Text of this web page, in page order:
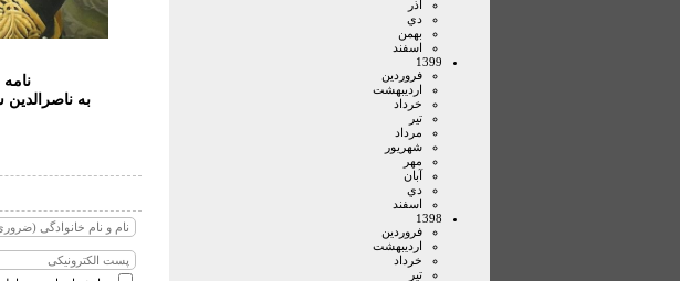
آذر
دي
بهمن
اسفند
1399
فروردين
ارديبهشت
خرداد
تير
مرداد
شهريور
مهر
آبان
دي
اسفند
1398
فروردين
ارديبهشت
خرداد
تير
به